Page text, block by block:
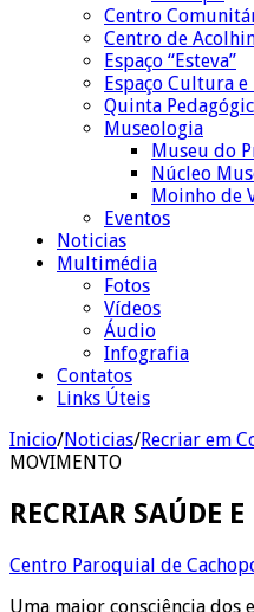
Centro
Centro de
Espaço “Esteva”
Espaço Cultura
Quinta
Museologia
Museu do
Núcleo
Moinho de
Eventos
Noticias
Multimédia
Fotos
Vídeos
Áudio
Infografia
Contatos
Links Úteis
Inicio/Noticias/Recriar em
MOVIMENTO
RECRIAR SAÚDE
Centro Paroquial de
Uma maior consciência dos